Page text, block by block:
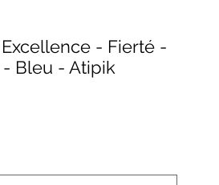
- Fierté -
Bleu - Atipik